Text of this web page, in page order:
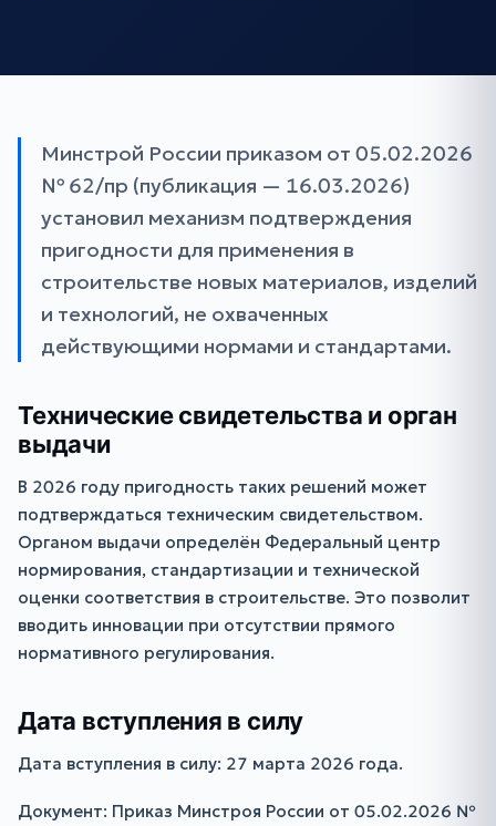
Минстрой России приказом от 05.02.2026
№ 62/пр (публикация — 16.03.2026)
установил механизм подтверждения
пригодности для применения в
строительстве новых материалов, изделий
и технологий, не охваченных
действующими нормами и стандартами.
Технические свидетельства и орган
выдачи
В 2026 году пригодность таких решений может
подтверждаться техническим свидетельством.
Органом выдачи определён Федеральный центр
нормирования, стандартизации и технической
оценки соответствия в строительстве. Это позволит
вводить инновации при отсутствии прямого
нормативного регулирования.
Дата вступления в силу
Дата вступления в силу: 27 марта 2026 года.
Документ: Приказ Минстроя России от 05.02.2026 №